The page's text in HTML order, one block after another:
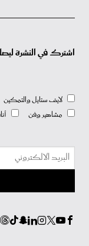
اشترك في النشرة
لايف ستايل والتمكين
مشاهير وفن